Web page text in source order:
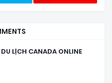
LỊCH CANADA ONLINE